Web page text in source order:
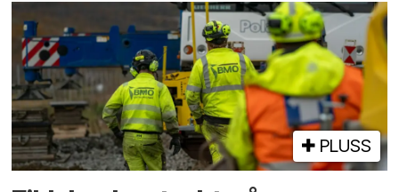
PLUSS